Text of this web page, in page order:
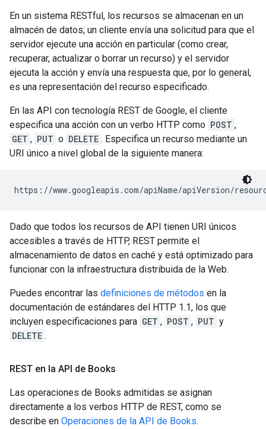
En un sistema RESTful, los recursos se almacenan en un
almacén de datos; un cliente envía una solicitud para que el
servidor ejecute una acción en particular (como crear,
recuperar, actualizar o borrar un recurso) y el servidor
ejecuta la acción y envía una respuesta que, por lo general,
es una representación del recurso especificado.
En las API con tecnología REST de Google, el cliente
especifica una acción con un verbo HTTP como POST ,
GET , PUT o DELETE . Especifica un recurso mediante un
URI único a nivel global de la siguiente manera:
https://www.googleapis.com/apiName/apiVersion/
Dado que todos los recursos de API tienen URI únicos
accesibles a través de HTTP, REST permite el
almacenamiento de datos en caché y está optimizado para
funcionar con la infraestructura distribuida de la Web.
Puedes encontrar las definiciones de métodos en la
documentación de estándares del HTTP 1.1, los que
incluyen especificaciones para GET , POST , PUT y
DELETE .
REST en la API de Books
Las operaciones de Books admitidas se asignan
directamente a los verbos HTTP de REST, como se
describe en Operaciones de la API de Books.